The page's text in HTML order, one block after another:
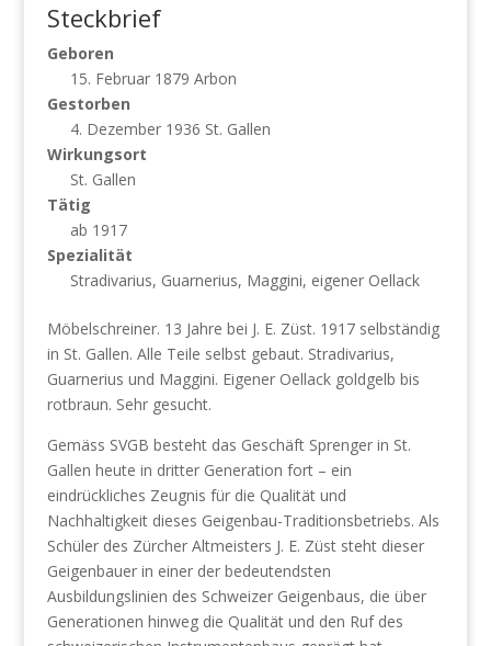
Steckbrief
Geboren
15. Februar 1879 Arbon
Gestorben
4. Dezember 1936 St. Gallen
Wirkungsort
St. Gallen
Tätig
ab 1917
Spezialität
Stradivarius, Guarnerius, Maggini, eigener Oellack
Möbelschreiner. 13 Jahre bei J. E. Züst. 1917 selbständig
in St. Gallen. Alle Teile selbst gebaut. Stradivarius,
Guarnerius und Maggini. Eigener Oellack goldgelb bis
rotbraun. Sehr gesucht.
Gemäss SVGB besteht das Geschäft Sprenger in St.
Gallen heute in dritter Generation fort – ein
eindrückliches Zeugnis für die Qualität und
Nachhaltigkeit dieses Geigenbau-Traditionsbetriebs. Als
Schüler des Zürcher Altmeisters J. E. Züst steht dieser
Geigenbauer in einer der bedeutendsten
Ausbildungslinien des Schweizer Geigenbaus, die über
Generationen hinweg die Qualität und den Ruf des